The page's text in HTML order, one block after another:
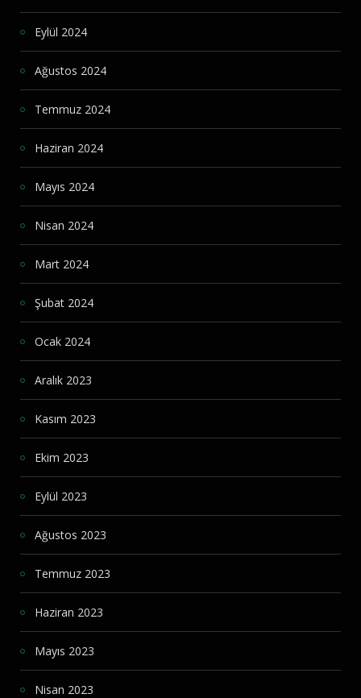
Eylül 2024
Ağustos 2024
Temmuz 2024
Haziran 2024
Mayıs 2024
Nisan 2024
Mart 2024
Şubat 2024
Ocak 2024
Aralık 2023
Kasım 2023
Ekim 2023
Eylül 2023
Ağustos 2023
Temmuz 2023
Haziran 2023
Mayıs 2023
Nisan 2023